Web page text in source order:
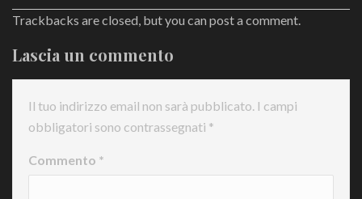
Trackbacks are closed, but you can post a comment
Lascia un commento
Il tuo indirizzo email non sarà pubblicato. I campi
obbligatori sono contrassegnati *
Commento *